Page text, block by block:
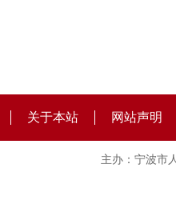
关于本站 网站声明
主办：宁波市